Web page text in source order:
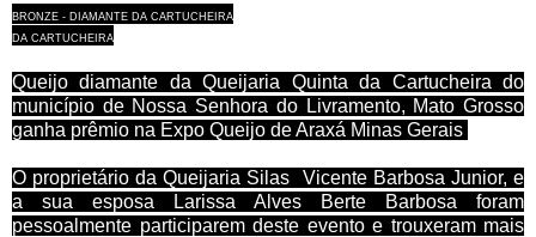
BRONZE - DIAMANTE DA CARTUCHEIRA
DA CARTUCHEIRA
Queijo diamante da Queijaria Quinta da Cartucheira do
município de Nossa Senhora do Livramento, Mato Grosso
ganha prêmio na Expo Queijo de Araxá Minas Gerais
O proprietário da Queijaria Silas Vicente Barbosa Junior, e
a sua esposa Larissa Alves Berte Barbosa foram
pessoalmente participarem deste evento e trouxeram mais